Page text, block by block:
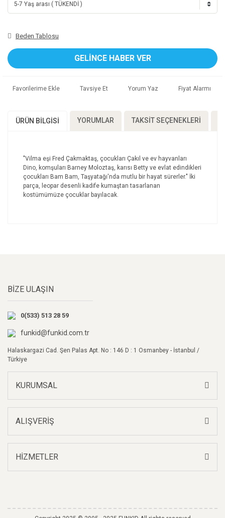
Beden Tablosu
GELİNCE HABER VER
Tavsiye Et Yorum Yaz Fiyat Alarmı
ÜRÜN BILGISI YORUMLAR TAKSIT SEÇENEKLERI
"Vilma eşi Fred Çakmaktaş, çocukları Çakıl ve ev hayvanları
Dino, komşuları Barney Moloztaş, karısı Betty ve evlat edindikleri
çocukları Bam Bam, Taşyatağı'nda mutlu bir hayat sürerler." İki
parça, leopar desenli kadife kumaştan tasarlanan
kostümümüze çocuklar bayılacak.
Ürün açıklamasında eksik bilgiler bulunuyor.
Ürün bilgilerinde hatalar bulunuyor.
Ürün fiyatı diğer sitelerden daha pahalı.
Bu ürüne benzer farklı alternatifler olmalı.
BİZE ULAŞIN
0(533) 513 28 59
funkid@funkid.com.tr
Halaskargazi Cad. Şen Palas Apt. No : 146 D : 1 Osmanbey - İstanbul /
Türkiye
KURUMSAL
ALIŞVERİŞ
HİZMETLER